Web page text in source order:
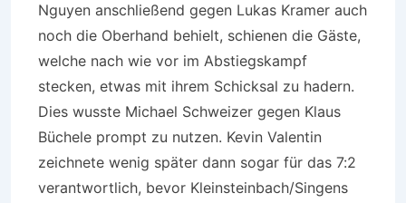
Nguyen anschließend gegen Lukas Kramer auch
noch die Oberhand behielt, schienen die Gäste,
welche nach wie vor im Abstiegskampf
stecken, etwas mit ihrem Schicksal zu hadern.
Dies wusste Michael Schweizer gegen Klaus
Büchele prompt zu nutzen. Kevin Valentin
zeichnete wenig später dann sogar für das 7:2
verantwortlich, bevor Kleinsteinbach/Singens